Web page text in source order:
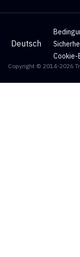
Deutsch
Cookie-
Copyright © 2014-2026